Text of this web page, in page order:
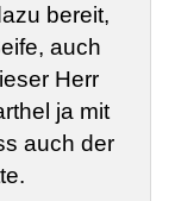
bereit,
auch
Herr
ja mit
auch der